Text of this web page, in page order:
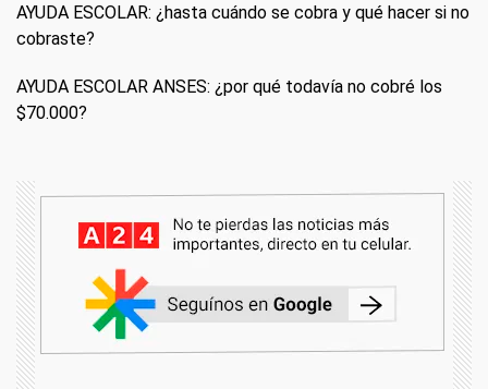
AYUDA ESCOLAR: ¿hasta cuándo se cobra y qué hacer si no
cobraste?
AYUDA ESCOLAR ANSES: ¿por qué todavía no cobré los
$70.000?